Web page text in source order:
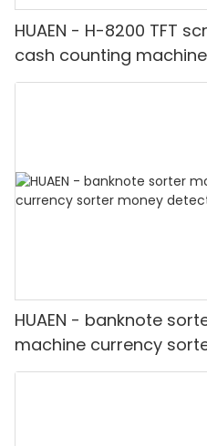
HUAEN - H-8200 TFT
cash counting
value counter
HUAEN - banknote
machine currency
Value for INR